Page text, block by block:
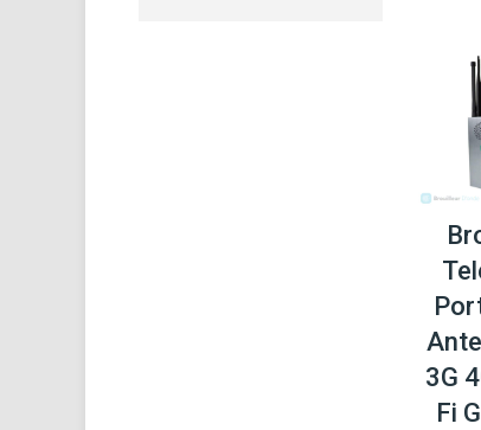
3G
Fi